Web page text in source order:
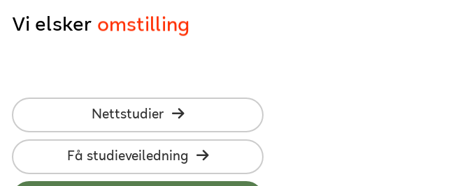
Vi elsker næringslivet
utvikling
læring
fleksibilitet
Nettstudier
Få studieveiledning